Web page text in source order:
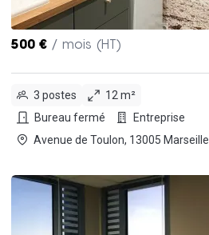
500 € / mois (HT)
3 postes
12 m²
Bureau fermé
Entreprise
Avenue de Toulon, 13005 Marseille